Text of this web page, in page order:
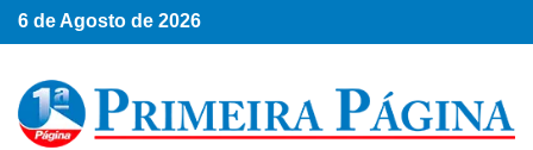
6 de Agosto de 2026